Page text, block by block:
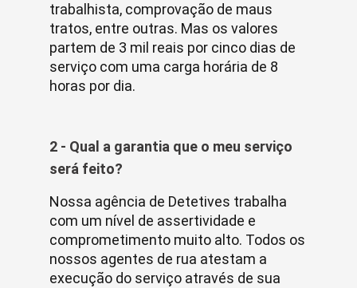
trabalhista, comprovação de maus
tratos, entre outras. Mas os valores
partem de 3 mil reais por cinco dias de
serviço com uma carga horária de 8
horas por dia.
2 - Qual a garantia que o meu serviço
será feito?
Nossa agência de Detetives trabalha
com um nível de assertividade e
comprometimento muito alto. Todos os
nossos agentes de rua atestam a
execução do serviço através de sua